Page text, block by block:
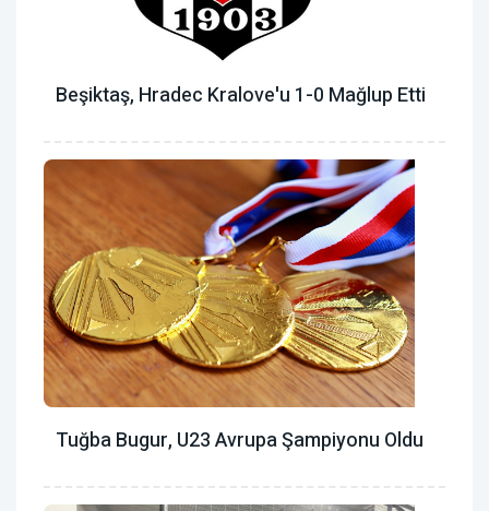
Beşiktaş, Hradec Kralove'u 1-0 Mağlup Etti
Tuğba Bugur, U23 Avrupa Şampiyonu Oldu